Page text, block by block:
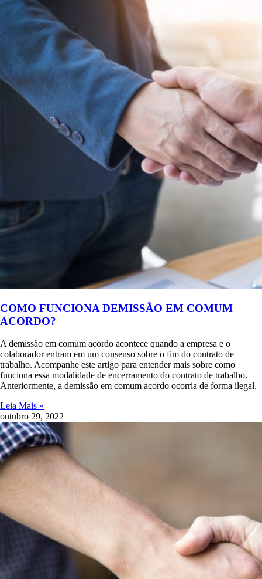
COMO FUNCIONA DEMISSÃO EM COMUM
ACORDO?
A demissão em comum acordo acontece quando a empresa e o
colaborador entram em um consenso sobre o fim do contrato de
trabalho. Acompanhe este artigo para entender mais sobre como
funciona essa modalidade de encerramento do contrato de trabalho.
Anteriormente, a demissão em comum acordo ocorria de forma ilegal,
Leia Mais »
outubro 29, 2022